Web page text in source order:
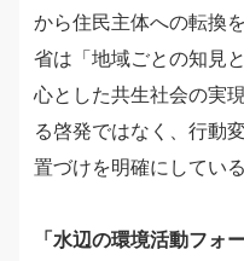
から住民主体への転換
省は「地域ごとの知見
心とした共生社会の実
る啓発ではなく、行動
置づけを明確にしている
「水辺の環境活動フォ